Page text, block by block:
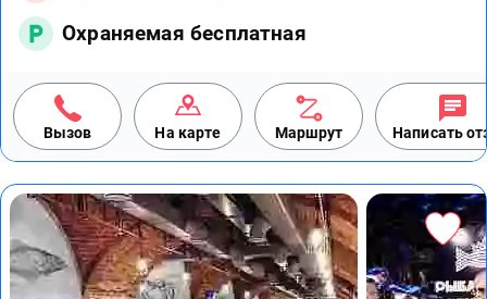
Охраняемая бесплатная
Вызов На карте Маршрут Написать